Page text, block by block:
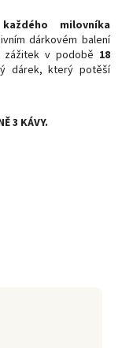
milovníka
dárkovém balení
zážitek v podobě 18
dárek, který potěší
3 KÁVY.